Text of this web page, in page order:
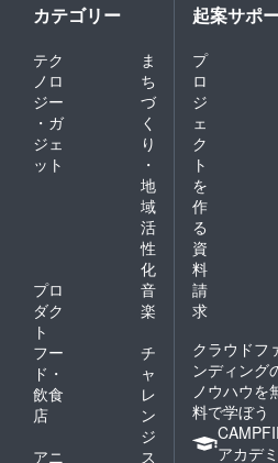
カテゴリー
テク
ノロ
ジー
・ガ
ジェ
ット
ま
ち
づ
く
り
・
地
域
活
性
化
プロ
ダク
ト
音
楽
フー
ド・
飲食
店
チ
ャ
レ
ン
ジ
アニ
ス
起案サポ
プ
ロ
ジ
ェ
ク
ト
を
作
る
資
料
請
求
クラウドフ
ンディング
ノウハウを
料で学ぼう
アカデ